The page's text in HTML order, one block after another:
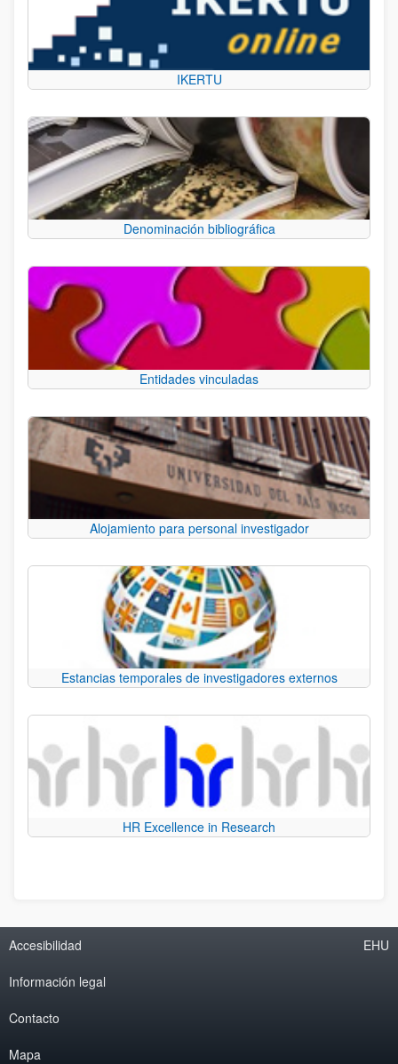
IKERTU
Denominación bibliográfica
Entidades vinculadas
Alojamiento para personal investigador
Estancias temporales de investigadores externos
HR Excellence in Research
Accesibilidad
Información legal
Contacto
Mapa
EHU